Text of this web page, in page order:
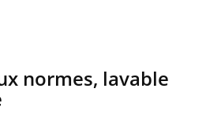
normes, lavable